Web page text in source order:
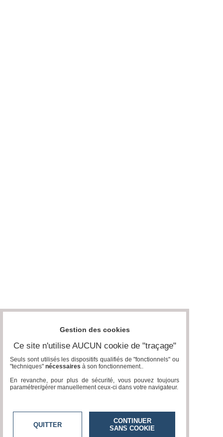
Gestion des cookies
Ce site n'utilise AUCUN cookie de "traçage"
Seuls sont utilisés les dispositifs qualifiés de "fonctionnels" ou
"techniques" nécessaires à son fonctionnement..
En revanche, pour plus de sécurité, vous pouvez toujours
paramétrer/gérer manuellement ceux-ci dans votre navigateur.
QUITTER
CONTINUER
SANS COOKIE